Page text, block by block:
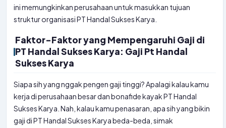
ini memungkinkan perusahaan untuk masukkan tujuan
struktur organisasi PT Handal Sukses Karya.
Faktor-Faktor yang Mempengaruhi Gaji di
PT Handal Sukses Karya: Gaji Pt Handal
Sukses Karya
Siapa sih yang nggak pengen gaji tinggi? Apalagi kalau kamu
kerja di perusahaan besar dan bonafide kayak PT Handal
Sukses Karya. Nah, kalau kamu penasaran, apa sih yang bikin
gaji di PT Handal Sukses Karya beda-beda, simak